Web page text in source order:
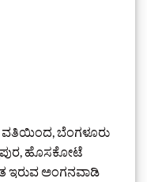
ವತಿಯಿಂದ, ಬೆಂಗಳೂರು
ಹೊಸಕೋಟೆ
ಇರುವ ಅಂಗನವಾಡಿ